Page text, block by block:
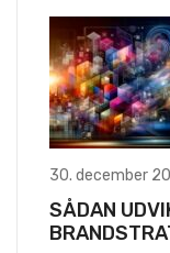
30. december
SÅDAN